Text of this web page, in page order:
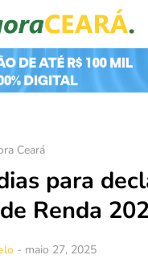
Ceará
para
Renda
- maio 27, 2025